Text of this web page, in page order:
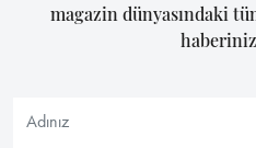
magazin dünyasındaki